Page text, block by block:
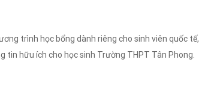
trình học bổng dành riêng cho sinh viên quốc tế,
tin hữu ích cho học sinh Trường THPT Tân Phong.